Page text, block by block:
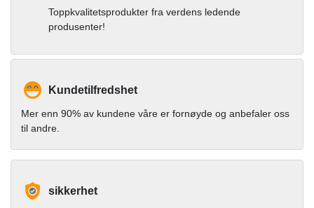
Toppkvalitetsprodukter fra verdens ledende
produsenter!
Kundetilfredshet
Mer enn 90% av kundene våre er fornøyde og anbefaler oss
til andre.
sikkerhet